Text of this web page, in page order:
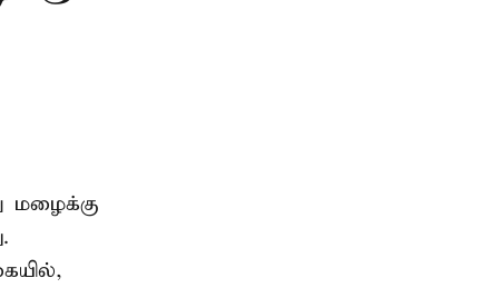
மழைக்கு